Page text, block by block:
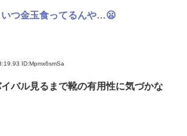
つ金玉食ってるんや…😦
ID:Mpmx6smSa
バル見るまで靴の有用性に気づかな